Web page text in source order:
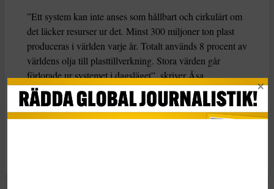
”Ett system kan inte anses som hållbart och cirkulärt om
det läcker resurser ur det. Minst 300 miljoner ton plast
produceras i världen varje år. Totalt används 8 procent av
världens olja till plasttillverkning. Stora värden går
förlorade ur systemet i dagsläget”, skriver Åsa
Stenmarck.